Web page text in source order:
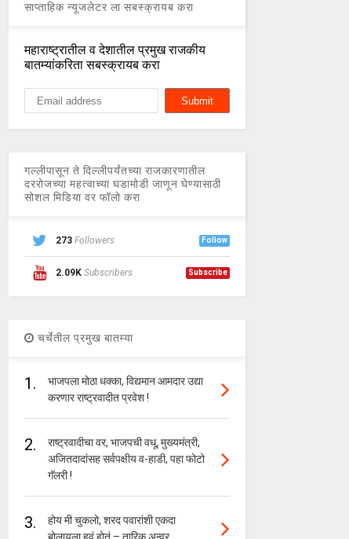
साप्ताहिक न्यूजलेटर ला सबस्क्रायब करा
महाराष्ट्रातील व देशातील प्रमुख राजकीय
बातम्यांकरिता सबस्क्रायब करा
गल्लीपासून ते दिल्लीपर्यंतच्या राजकारणातील
दररोजच्या महत्वाच्या घडामोडी जाणून घेण्यासाठी
सोशल मिडिया वर फॉलो करा
273 Followers Follow
2.09K Subscribers Subscribe
चर्चेतील प्रमुख बातम्या
1.
भाजपला मोठा धक्का, विद्यमान आमदार उद्या
करणार राष्ट्रवादीत प्रवेश !
2.
राष्ट्रवादीचा वर, भाजपची वधू, मुख्यमंत्री,
अजितदादांसह सर्वपक्षीय व-हाडी, पहा फोटो
गॅलरी !
3.
होय मी चुकलो, शरद पवारांशी एकदा